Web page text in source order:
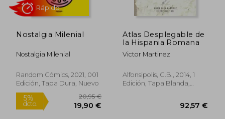
Nostalgia Milenial
Nostalgia Milenial
Random Cómics, 2021, 001
Edición, Tapa Dura, Nuevo
Rápido
Atlas Desplegable de
la Hispania Romana
Victor Martinez
Alfonsipolis, C.B., 2014, 1
Edición, Tapa Blanda,